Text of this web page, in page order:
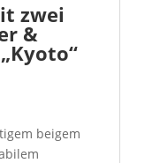
zwei
&
beigem